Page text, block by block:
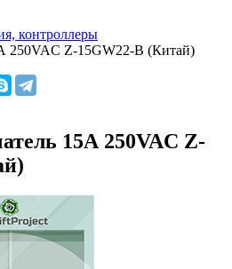
контроллеры
250VAC Z-15GW22-B (Китай)
15А 250VAC Z-